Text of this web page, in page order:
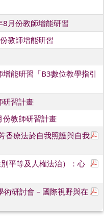
月份教師增能研習
教師增能研習
能研習「B3數位教學指引
研習計畫
教師研習計畫
香療法於自我照護與自我
平等及人權法治）：心
術研討會－國際視野與在